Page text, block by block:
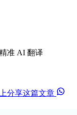
准 AI 翻译
分享这篇文章